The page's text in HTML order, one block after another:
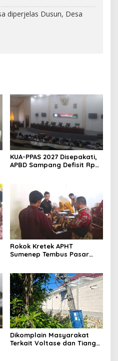
diperjelas Dusun, Desa
KUA-PPAS 2027 Disepakati,
APBD Sampang Defisit Rp
Rokok Kretek APHT
Sumenep Tembus Pasar
Dikomplain Masyarakat
Terkait Voltase dan Tiang